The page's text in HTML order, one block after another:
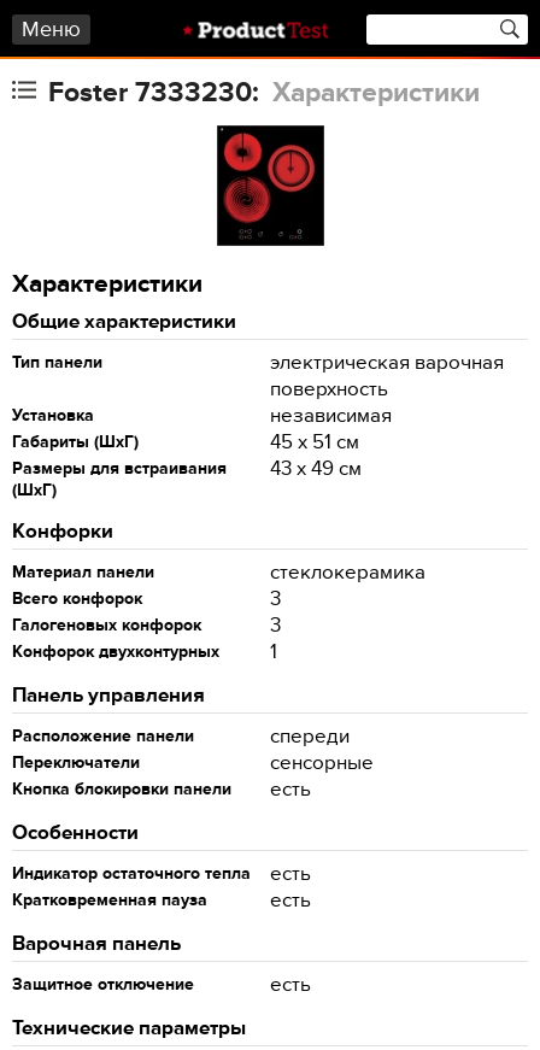
Меню
Foster 7333230: Характеристики
Характеристики
Общие характеристики
Тип панели
электрическая варочная
поверхность
Установка независимая
Габариты (ШхГ) 45 x 51 см
Размеры для встраивания
(ШхГ)
43 x 49 см
Конфорки
Материал панели стеклокерамика
Всего конфорок 3
Галогеновых конфорок 3
Конфорок двухконтурных
1
Панель управления
Расположение панели спереди
Переключатели сенсорные
Кнопка блокировки панели
есть
Особенности
Индикатор остаточного тепла есть
Кратковременная пауза
есть
Варочная панель
Защитное отключение
есть
Технические параметры